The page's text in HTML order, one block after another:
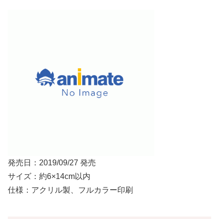
発売日：2019/09/27 発売
サイズ：約6×14cm以内
仕様：アクリル製、フルカラー印刷